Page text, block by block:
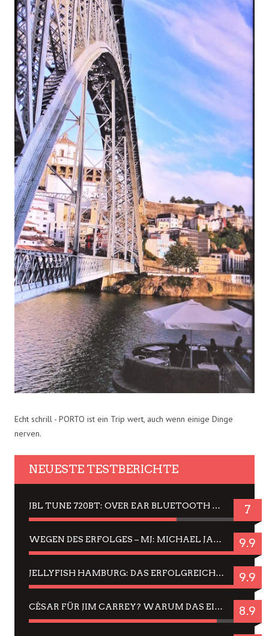
Echt schrill - PORTO ist ein Trip wert, auch wenn einige Dinge
nerven.
NEUESTE TESTBERICHTE
JBL TUNE 720BT: OVER EAR BLUETOOTH KOPFHÖRER UM DIE 50,-€ IM DAUER-TEST 7
WEGEN DES ERFOLGES – MJ: MICHAEL JACKSON MUSICAL IN EINER MATINEE SEHEN 9.9
JELLYFISH HAMBURG: DAS ERFOLGREICHE SOMMER-MENÜ 2025 IN GEFÜHLEN UND BILDERN 9.9
CÉSAR FÜR JIM CARREY? WARUM DAS EINER DER NERVIGSTEN ACTORS IST UND BLEIBT 8.9